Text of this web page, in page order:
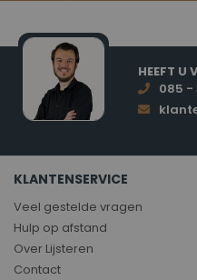
HEEFT U
085 -
KLANTENSERVICE
Veel gestelde vragen
Hulp op afstand
Over Lijsteren
Contact